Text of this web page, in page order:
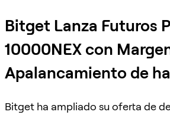
Bitget Lanza Futuros
10000NEX con
Apalancamiento de
Bitget ha ampliado su oferta de